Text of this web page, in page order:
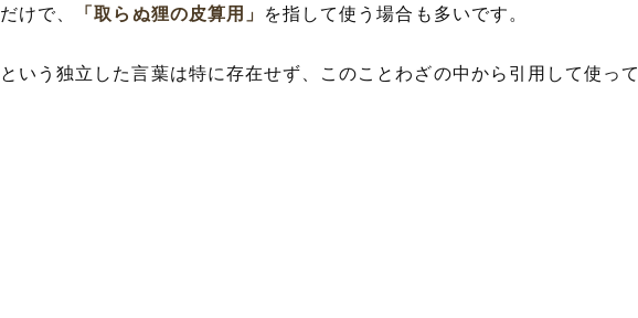
だけで、 「取らぬ狸の皮算用」 を指して使う場合も多いです。
という独立した言葉は特に存在せず、このことわざの中から引用して使って